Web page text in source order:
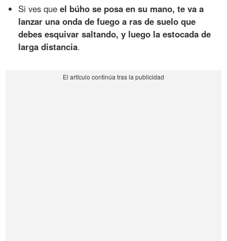
Si ves queel búho se posa en su mano, te va a
lanzar una onda de fuego a ras de suelo que
debes esquivar saltando, y luego la estocada de
larga distancia.